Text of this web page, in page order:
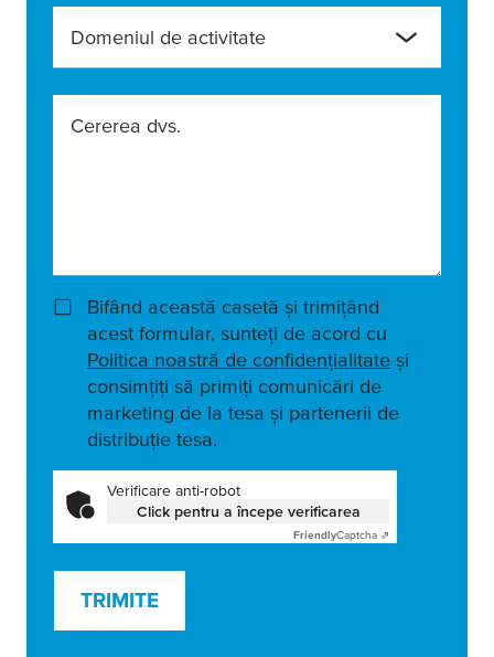
Domeniul de activitate
Cererea dvs.
Bifând această casetă și trimițând
acest formular, sunteți de acord cu
Politica noastră de confidențialitate și
consimțiți să primiți comunicări de
marketing de la tesa și partenerii de
distribuție tesa.
Verificare anti-robot
Click pentru a începe verificarea
FriendlyCaptcha ⇗
TRIMITE